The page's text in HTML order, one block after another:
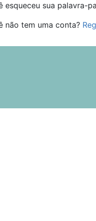
esqueceu sua palavra-
não tem uma conta?